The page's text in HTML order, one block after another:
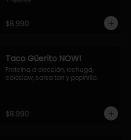
$8.990
Taco Güerito NOW!
Proteína a elección, lechuga,
coleslaw, salsa tari y pepinillo.
$8.990